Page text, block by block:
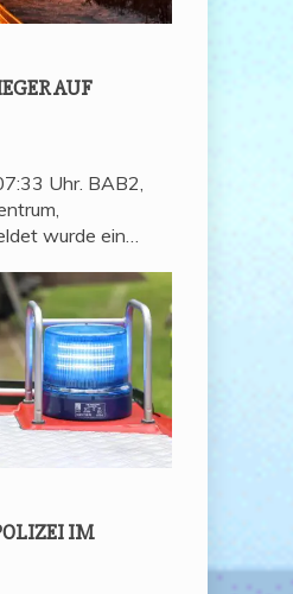
AUF
Uhr. BAB2,
wurde ein…
IM